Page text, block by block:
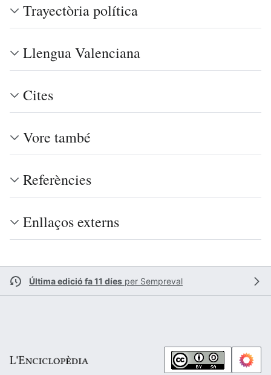
Trayectòria política
Llengua Valenciana
Cites
Vore també
Referències
Enllaços externs
Última edició fa 11 díes per Sempreval